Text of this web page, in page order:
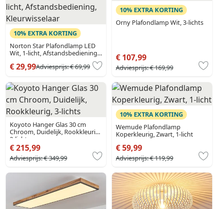
10% EXTRA KORTING
Norton Star Plafondlamp LED
Wit, 1-licht, Afstandsbediening,
€ 29,99Adviesprijs:€ 69,99
10% EXTRA KORTING
Orny Plafondlamp Wit, 3-lichts
€ 107,99
Adviesprijs:€ 169,99
Koyoto Hanger Glas 30 cm
Chroom, Duidelijk, Rookkleurig,
3-lichts
€ 215,99
Adviesprijs:€ 349,99
10% EXTRA KORTING
Wemude Plafondlamp
Koperkleurig, Zwart, 1-licht
€ 59,99
Adviesprijs:€ 119,99